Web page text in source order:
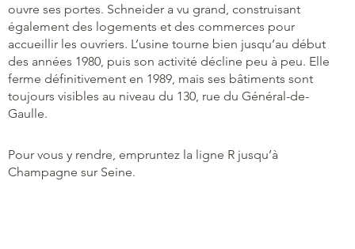
ouvre ses portes. Schneider a vu grand, construisant
également des logements et des commerces pour
accueillir les ouvriers. L’usine tourne bien jusqu’au début
des années 1980, puis son activité décline peu à peu. Elle
ferme définitivement en 1989, mais ses bâtiments sont
toujours visibles au niveau du 130, rue du Général-de-
Gaulle.
Pour vous y rendre, empruntez la ligne R jusqu’à
Champagne sur Seine.